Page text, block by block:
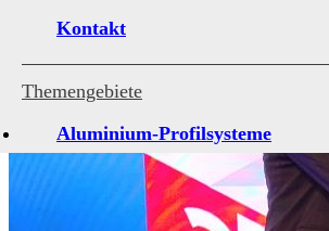
Kontakt
Themengebiete
Aluminium-Profilsysteme
Antriebe und Steuerungen
Architekturverglasungen